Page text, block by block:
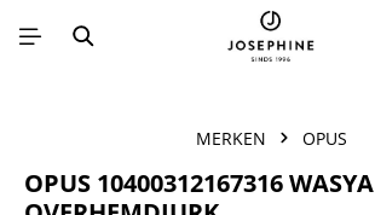
Ga naar de hoofdinhoud
MERKEN OPUS
OPUS 10400312167316 WASYA